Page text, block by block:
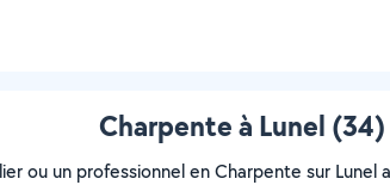
Charpente à Lunel (34)
ou un professionnel en Charpente sur